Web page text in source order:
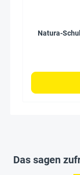
Natura-
Das sagen